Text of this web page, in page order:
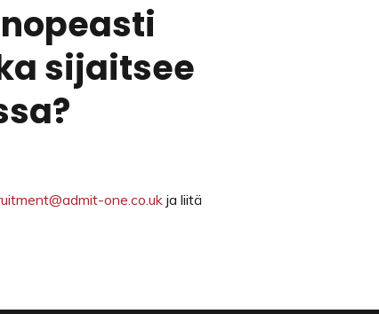
sijaitsee
one.co.ukja liitä